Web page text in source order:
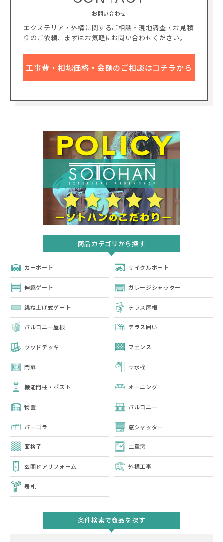
お問い合わせ
エクステリア・外構に関するご相談・現地調査・お見積
りのご依頼、
まずはお気軽にお問い合わせください。
工事費・相場価格・金額のご相談はコチラから
商品カテゴリから探す
カーポート サイクルポート
伸縮ゲート ガレージシャッター
跳ね上げ式ゲート テラス屋根
バルコニー屋根 テラス囲い
ウッドデッキ フェンス
門扉 立水栓
機能門柱・ポスト オーニング
物置 バルコニー
パーゴラ 窓シャッター
面格子 二重窓
玄関ドアリフォーム 外構工事
表札
条件検索で商品を探す